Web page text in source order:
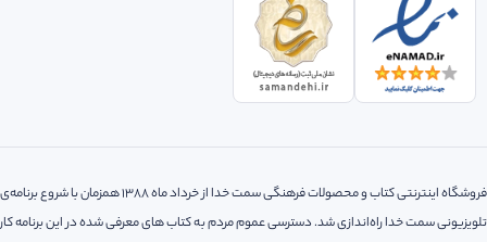
فروشگاه اینترنتی کتاب و محصولات فرهنگی سمت خدا از خرداد ماه 1388 همزمان با شروع برنامه‌ی
تلویزیونی سمت خدا راه‌اندازی شد. دسترسی عموم مردم به کتاب های معرفی شده در این برنامه کار